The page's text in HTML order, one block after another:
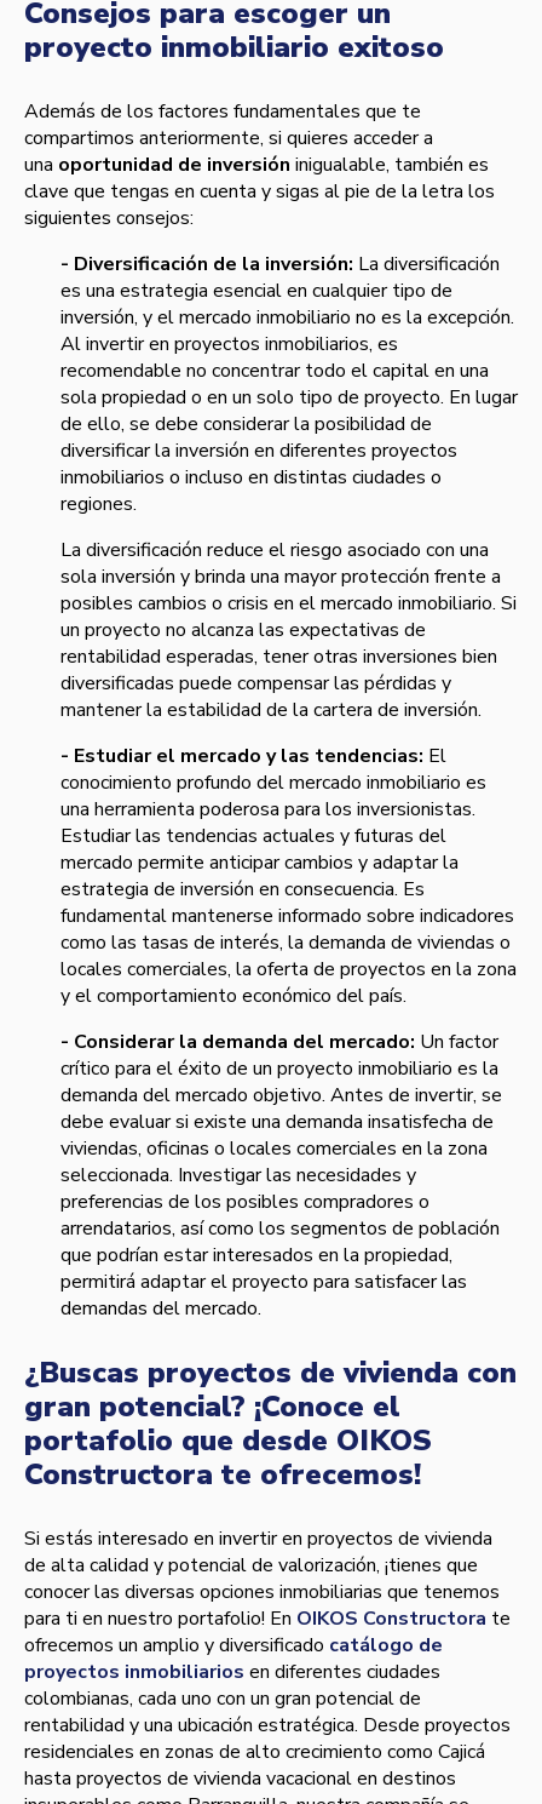
Consejos para escoger un
proyecto inmobiliario exitoso
Además de los factores fundamentales que te
compartimos anteriormente, si quieres acceder a
una oportunidad de inversión inigualable, también es
clave que tengas en cuenta y sigas al pie de la letra los
siguientes consejos:
- Diversificación de la inversión: La diversificación
es una estrategia esencial en cualquier tipo de
inversión, y el mercado inmobiliario no es la excepción.
Al invertir en proyectos inmobiliarios, es
recomendable no concentrar todo el capital en una
sola propiedad o en un solo tipo de proyecto. En lugar
de ello, se debe considerar la posibilidad de
diversificar la inversión en diferentes proyectos
inmobiliarios o incluso en distintas ciudades o
regiones.
La diversificación reduce el riesgo asociado con una
sola inversión y brinda una mayor protección frente a
posibles cambios o crisis en el mercado inmobiliario. Si
un proyecto no alcanza las expectativas de
rentabilidad esperadas, tener otras inversiones bien
diversificadas puede compensar las pérdidas y
mantener la estabilidad de la cartera de inversión.
- Estudiar el mercado y las tendencias: El
conocimiento profundo del mercado inmobiliario es
una herramienta poderosa para los inversionistas.
Estudiar las tendencias actuales y futuras del
mercado permite anticipar cambios y adaptar la
estrategia de inversión en consecuencia. Es
fundamental mantenerse informado sobre indicadores
como las tasas de interés, la demanda de viviendas o
locales comerciales, la oferta de proyectos en la zona
y el comportamiento económico del país.
- Considerar la demanda del mercado: Un factor
crítico para el éxito de un proyecto inmobiliario es la
demanda del mercado objetivo. Antes de invertir, se
debe evaluar si existe una demanda insatisfecha de
viviendas, oficinas o locales comerciales en la zona
seleccionada. Investigar las necesidades y
preferencias de los posibles compradores o
arrendatarios, así como los segmentos de población
que podrían estar interesados en la propiedad,
permitirá adaptar el proyecto para satisfacer las
demandas del mercado.
¿Buscas proyectos de vivienda con
gran potencial? ¡Conoce el
portafolio que desde OIKOS
Constructora te ofrecemos!
Si estás interesado en invertir en proyectos de vivienda
de alta calidad y potencial de valorización, ¡tienes que
conocer las diversas opciones inmobiliarias que tenemos
para ti en nuestro portafolio! En OIKOS Constructora te
ofrecemos un amplio y diversificado catálogo de
proyectos inmobiliarios en diferentes ciudades
colombianas, cada uno con un gran potencial de
rentabilidad y una ubicación estratégica. Desde proyectos
residenciales en zonas de alto crecimiento como Cajicá
hasta proyectos de vivienda vacacional en destinos